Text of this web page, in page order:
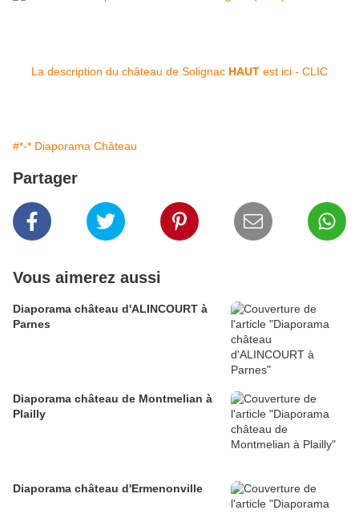
La description du château de Solignac HAUT est ici - CLIC
#*-* Diaporama Château
Partager
Vous aimerez aussi
Diaporama château d'ALINCOURT à
Parnes
Diaporama château de Montmelian à
Plailly
Diaporama château d'Ermenonville